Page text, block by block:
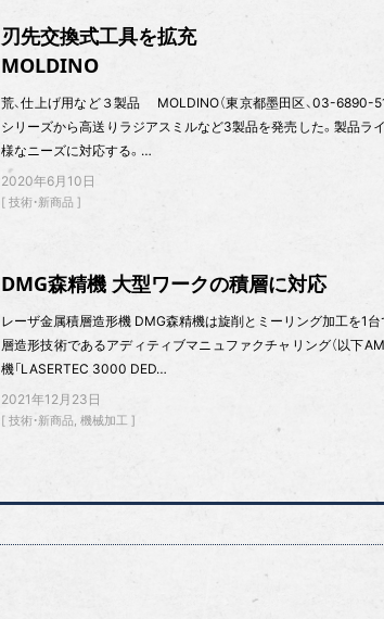
刃先交換式工具を拡充
MOLDINO
荒、仕上げ用など３製品 MOLDINO（東京都墨田区、03-6890-
シリーズから高送りラジアスミルなど3製品を発売した。製品ラ
様なニーズに対応する。…
2020年6月10日
技術・新商品
DMG森精機 大型ワークの積層に対応
レーザ金属積層造形機 DMG森精機は旋削とミーリング加工を1
層造形技術であるアディティブマニュファクチャリング（以下
機「LASERTEC 3000 DED…
2021年12月23日
技術・新商品 機械加工